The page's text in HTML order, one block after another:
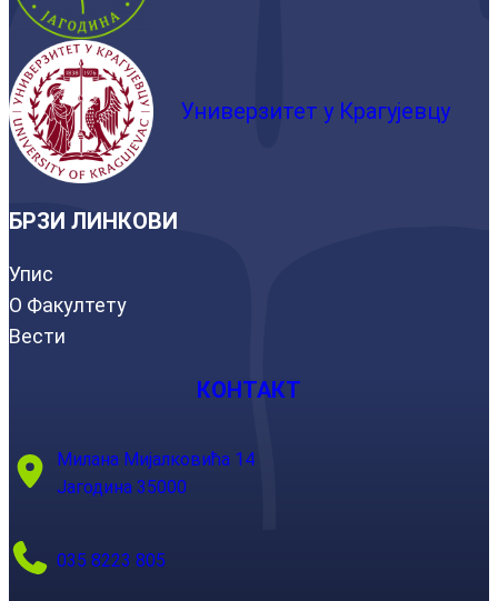
Универзитет у Крагујевцу
БРЗИ ЛИНКОВИ
Упис
О Факултету
Вести
КОНТАКТ
Милана Мијалковића 14
Јагодина 35000
035 8223 805